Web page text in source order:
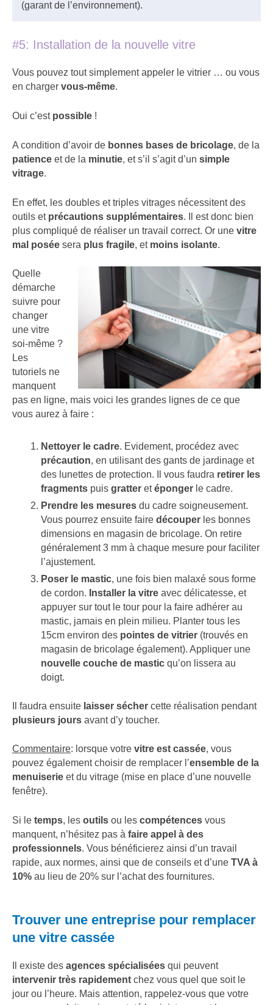
(garant de l’environnement).
#5: Installation de la nouvelle vitre
Vous pouvez tout simplement appeler le vitrier … ou vous
en charger vous-même.
Oui c’est possible !
A condition d’avoir de bonnes bases de bricolage, de la
patience et de la minutie, et s’il s’agit d’un simple
vitrage.
En effet, les doubles et triples vitrages nécessitent des
outils et précautions supplémentaires. Il est donc bien
plus compliqué de réaliser un travail correct. Or une vitre
mal posée sera plus fragile, et moins isolante.
Quelle
démarche
suivre pour
changer
une vitre
soi-même ?
Les
tutoriels ne
manquent
pas en ligne, mais voici les grandes lignes de ce que
vous aurez à faire :
Nettoyer le cadre. Evidement, procédez avec
précaution, en utilisant des gants de jardinage et
des lunettes de protection. Il vous faudra retirer les
fragmentspuis gratteretépongerle cadre.
Prendre les mesuresdu cadre soigneusement.
Vous pourrez ensuite faire découperles bonnes
dimensions en magasin de bricolage. On retire
généralement 3 mm à chaque mesure pour faciliter
l’ajustement.
Poser le mastic, une fois bien malaxé sous forme
de cordon. Installer la vitreavec délicatesse, et
appuyer sur tout le tour pour la faire adhérer au
mastic, jamais en plein milieu. Planter tous les
15cm environ des pointes de vitrier(trouvés en
magasin de bricolage également). Appliquer une
nouvelle couche de masticqu’on lissera au
doigt.
Il faudra ensuite laisser sécher cette réalisation pendant
plusieurs jours avant d’y toucher.
Commentaire: lorsque votre vitre est cassée, vous
pouvez également choisir de remplacer l’ensemble de la
menuiserie et du vitrage (mise en place d’une nouvelle
fenêtre).
Si le temps, les outils ou les compétences vous
manquent, n’hésitez pas à faire appel à des
professionnels. Vous bénéficierez ainsi d’un travail
rapide, aux normes, ainsi que de conseils et d’une TVA à
10% au lieu de 20% sur l’achat des fournitures.
Trouver une entreprise pour remplacer
une vitre cassée
Il existe des agences spécialisées qui peuvent
intervenir très rapidement chez vous quel que soit le
jour ou l’heure. Mais attention, rappelez-vous que votre